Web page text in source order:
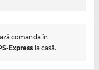
comanda în
Express la casă.